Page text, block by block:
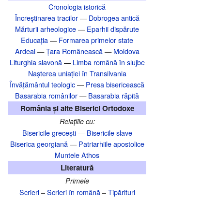
Cronologia istorică
Încreștinarea tracilor—Dobrogea antică
Mărturii arheologice—Eparhii dispărute
Educația—Formarea primelor state
Ardeal—Țara Românească—Moldova
Liturghia slavonă—Limba română în slujbe
Nașterea uniației în Transilvania‎
Învățământul teologic—Presa bisericească
Basarabia românilor—Basarabia răpită
România și alte Biserici Ortodoxe
Relațiile cu:
Bisericile grecești—Bisericile slave
Biserica georgiană—Patriarhiile apostolice
Muntele Athos
Literatură
Primele
Scrieri–Scrieri în română–Tipărituri